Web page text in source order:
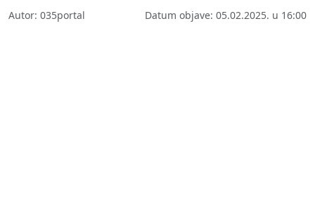
Autor: 035portal Datum objave: 05.02.2025. u 16:00